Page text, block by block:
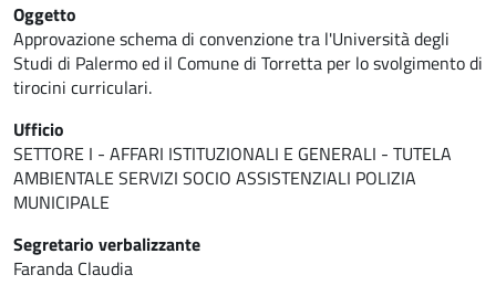
Oggetto
Approvazione schema di convenzione tra l'Università degli
Studi di Palermo ed il Comune di Torretta per lo svolgimento di
tirocini curriculari.
Ufficio
SETTORE I - AFFARI ISTITUZIONALI E GENERALI - TUTELA
AMBIENTALE SERVIZI SOCIO ASSISTENZIALI POLIZIA
MUNICIPALE
Segretario verbalizzante
Faranda Claudia